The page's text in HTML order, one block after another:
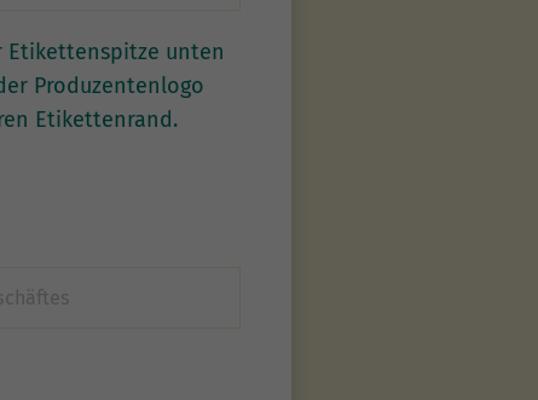
Etikettenspitze unten
Produzentenlogo
Etikettenrand.